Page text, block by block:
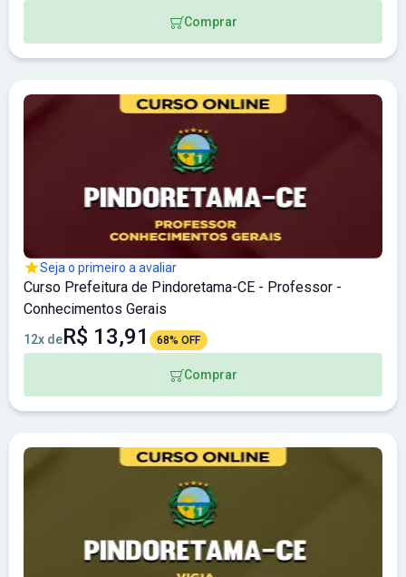
Comprar
Seja o primeiro a avaliar
Curso Prefeitura de Pindoretama-CE - Professor -
Conhecimentos Gerais
12x deR$ 13,91 68% OFF
Comprar